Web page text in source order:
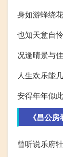
身如游蜂绕
也知天意自
况逢晴景与
人生欢乐能
安得年年似
《昌公
曾听说乐府